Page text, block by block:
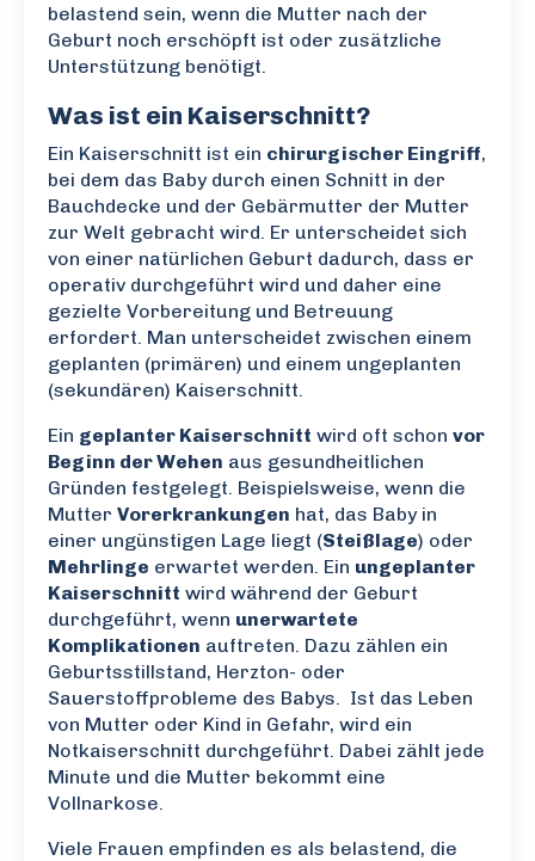
belastend sein, wenn die Mutter nach der
Geburt noch erschöpft ist oder zusätzliche
Unterstützung benötigt.
Was ist ein Kaiserschnitt?
Ein Kaiserschnitt ist ein chirurgischer Eingriff,
bei dem das Baby durch einen Schnitt in der
Bauchdecke und der Gebärmutter der Mutter
zur Welt gebracht wird. Er unterscheidet sich
von einer natürlichen Geburt dadurch, dass er
operativ durchgeführt wird und daher eine
gezielte Vorbereitung und Betreuung
erfordert. Man unterscheidet zwischen einem
geplanten (primären) und einem ungeplanten
(sekundären) Kaiserschnitt.
Ein geplanter Kaiserschnitt wird oft schon vor
Beginn der Wehen aus gesundheitlichen
Gründen festgelegt. Beispielsweise, wenn die
Mutter Vorerkrankungen hat, das Baby in
einer ungünstigen Lage liegt (Steißlage) oder
Mehrlinge erwartet werden. Ein ungeplanter
Kaiserschnitt wird während der Geburt
durchgeführt, wenn unerwartete
Komplikationen auftreten. Dazu zählen ein
Geburtsstillstand, Herzton- oder
Sauerstoffprobleme des Babys. Ist das Leben
von Mutter oder Kind in Gefahr, wird ein
Notkaiserschnitt durchgeführt. Dabei zählt jede
Minute und die Mutter bekommt eine
Vollnarkose.
Viele Frauen empfinden es als belastend, die